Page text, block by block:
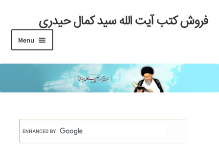
Skip
to
Skip
to
فروش کتب آیت الله سید کمال حیدری
Menu
خانه
#97 (بدون عنوان)
Checkout